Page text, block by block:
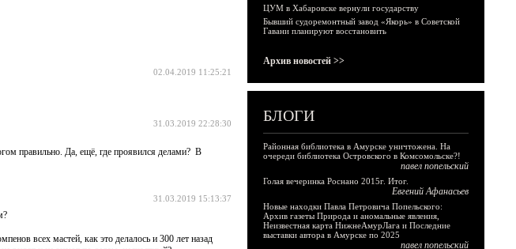
02.04.2019 11:25:21
31.03.2019 22:28:30
правильно. Да, ещё, где проявился делами? В
31.03.2019 15:13:37
всех мастей, как это делалось и 300 лет назад
ЦУМ в Хабаровске вернули государству
Бывший судоремонтный завод «Якорь» в Советской
Гавани планируют восстановить
Архив новостей >>
БЛОГИ
Районная библиотека в Амурске уничтожена. На
очереди библиотека Островского в Комсомольске?!
павел попельский
Голая вечеринка Роснано 2015г. Итог.
Евгений Афанасьев
Новые находки Павла Петровича Попельского:
Архив газеты Природа и аномальные явления,
Неизвестная карта НижнеАмурЛага и Последние
выставки автора в Амурске по 2025
павел попельский